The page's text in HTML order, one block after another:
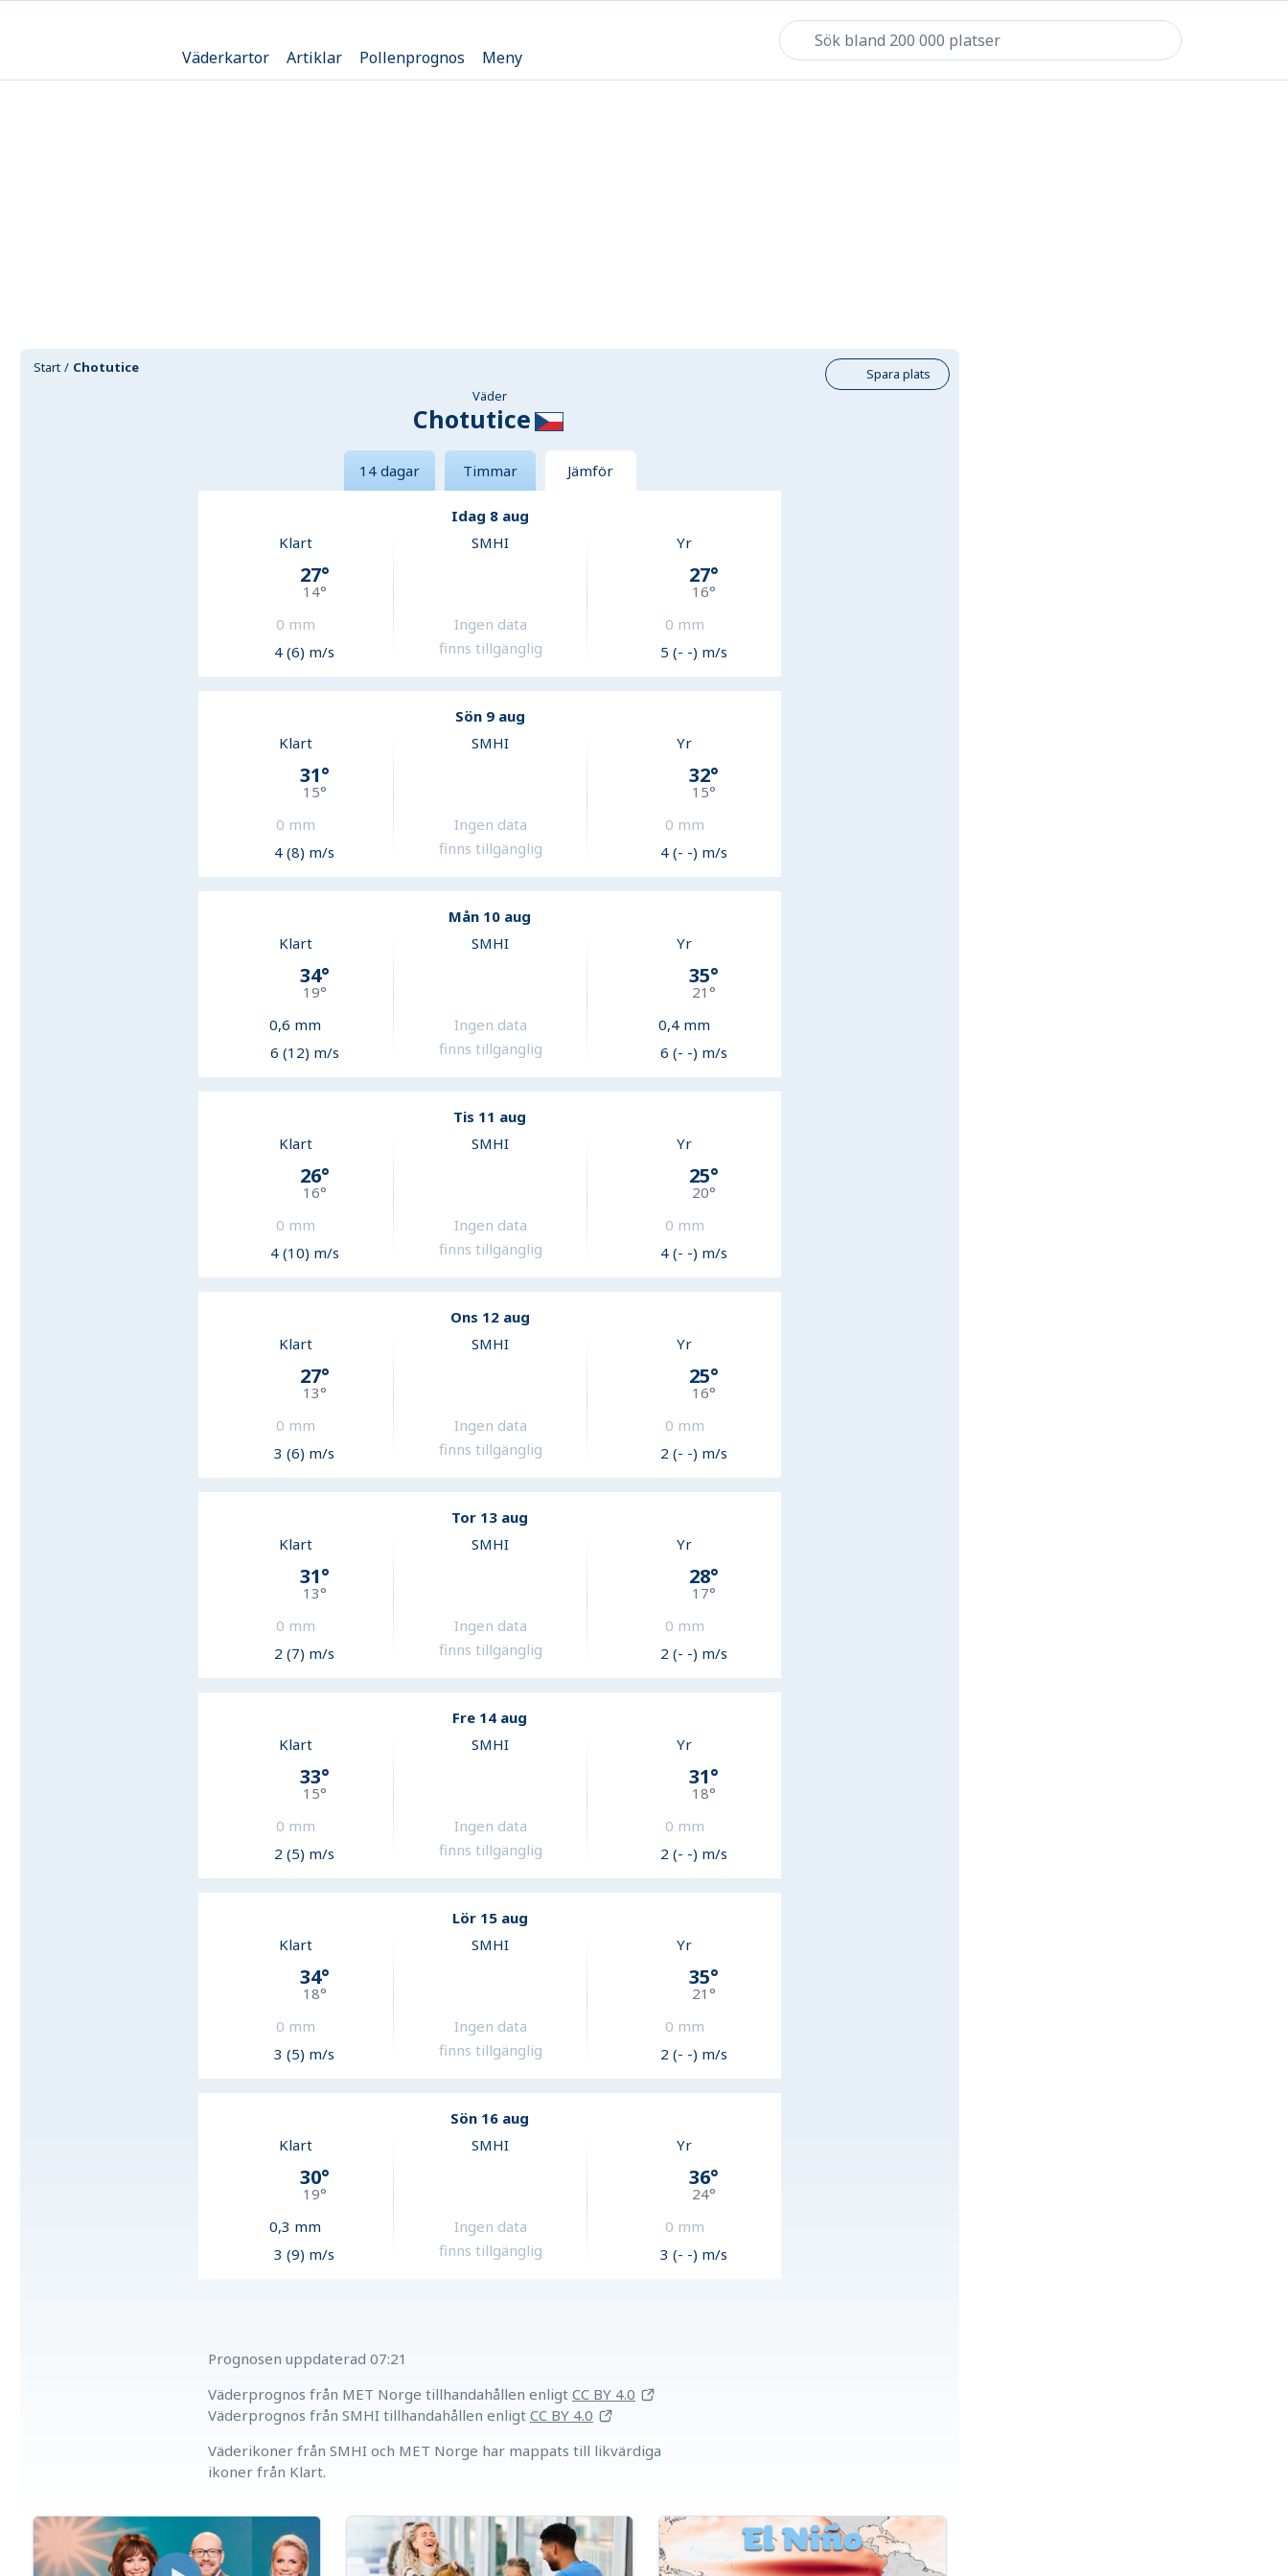
Väderkartor Artiklar Pollenprognos Meny
Start Chotutice
Spara plats
Väder
Chotutice
14 dagar Timmar Jämför
Idag 8 aug
Klart
27°
14°
0 mm
4 (6) m/s
SMHI
Ingen data
finns tillgänglig
Yr
27°
16°
0 mm
5 (- -) m/s
Sön 9 aug
Klart
31°
15°
0 mm
4 (8) m/s
SMHI
Ingen data
finns tillgänglig
Yr
32°
15°
0 mm
4 (- -) m/s
Mån 10 aug
Klart
34°
19°
0,6 mm
6 (12) m/s
SMHI
Ingen data
finns tillgänglig
Yr
35°
21 °
0,4 mm
6 (- -) m/s
Tis 11 aug
Klart
26°
16°
0 mm
4 (10) m/s
SMHI
Ingen data
finns tillgänglig
Yr
25°
20°
0 mm
4 (- -) m/s
Ons 12 aug
Klart
27°
13°
0 mm
3 (6) m/s
SMHI
Ingen data
finns tillgänglig
Yr
25°
16°
0 mm
2 (- -) m/s
Tor 13 aug
Klart
31°
13°
0 mm
2 (7) m/s
SMHI
Ingen data
finns tillgänglig
Yr
28°
17°
0 mm
2 (- -) m/s
Fre 14 aug
Klart
33°
15°
0 mm
2 (5) m/s
SMHI
Ingen data
finns tillgänglig
Yr
31°
18°
0 mm
2 (- -) m/s
Lör 15 aug
Klart
34°
18°
0 mm
3 (5) m/s
SMHI
Ingen data
finns tillgänglig
Yr
35°
21 °
0 mm
2 (- -) m/s
Sön 16 aug
Klart
30°
19°
0,3 mm
3 (9) m/s
SMHI
Ingen data
finns tillgänglig
Yr
36°
24°
0 mm
3 (- -) m/s
Prognosen uppdaterad 07:21
Väderprognos från MET Norge tillhandahållen enligt CC BY 4.0
Väderprognos från SMHI tillhandahållen enligt CC BY 4.0
Väderikoner från SMHI och MET Norge har mappats till likvärdiga
ikoner från Klart.